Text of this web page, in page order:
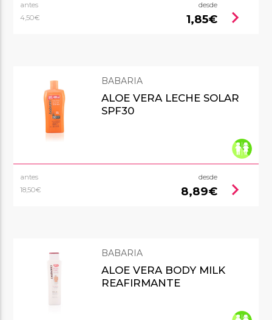
antes
4,50€
desde
1,85€ chevron_right
BABARIA
ALOE VERA LECHE SOLAR
SPF30
antes
18,50€
desde
8,89€ chevron_right
BABARIA
ALOE VERA BODY MILK
REAFIRMANTE